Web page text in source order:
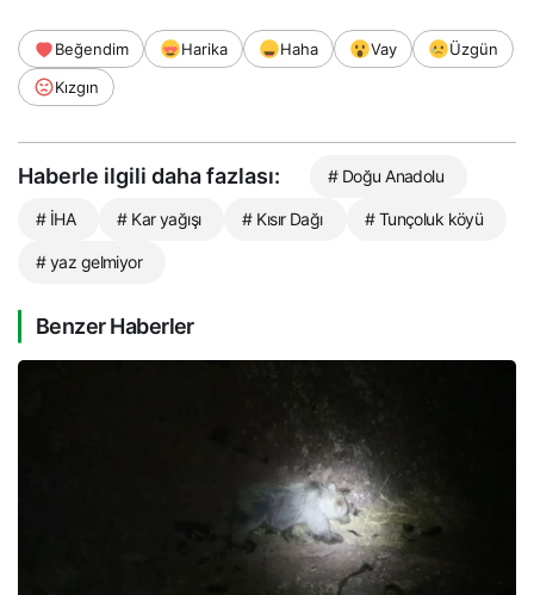
Beğendim Harika Haha Vay
Üzgün
Kızgın
Haberle ilgili daha fazlası: # Doğu Anadolu
# İHA # Kar yağışı # Kısır Dağı # Tunçoluk köyü
# yaz gelmiyor
Benzer Haberler